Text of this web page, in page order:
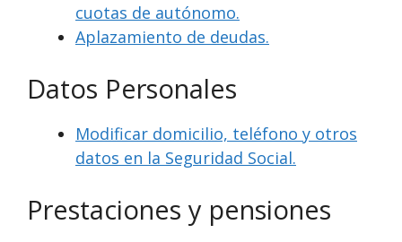
cuotas de autónomo.
Aplazamiento de deudas.
Datos Personales
Modificar domicilio, teléfono y otros
datos en la Seguridad Social.
Prestaciones y pensiones